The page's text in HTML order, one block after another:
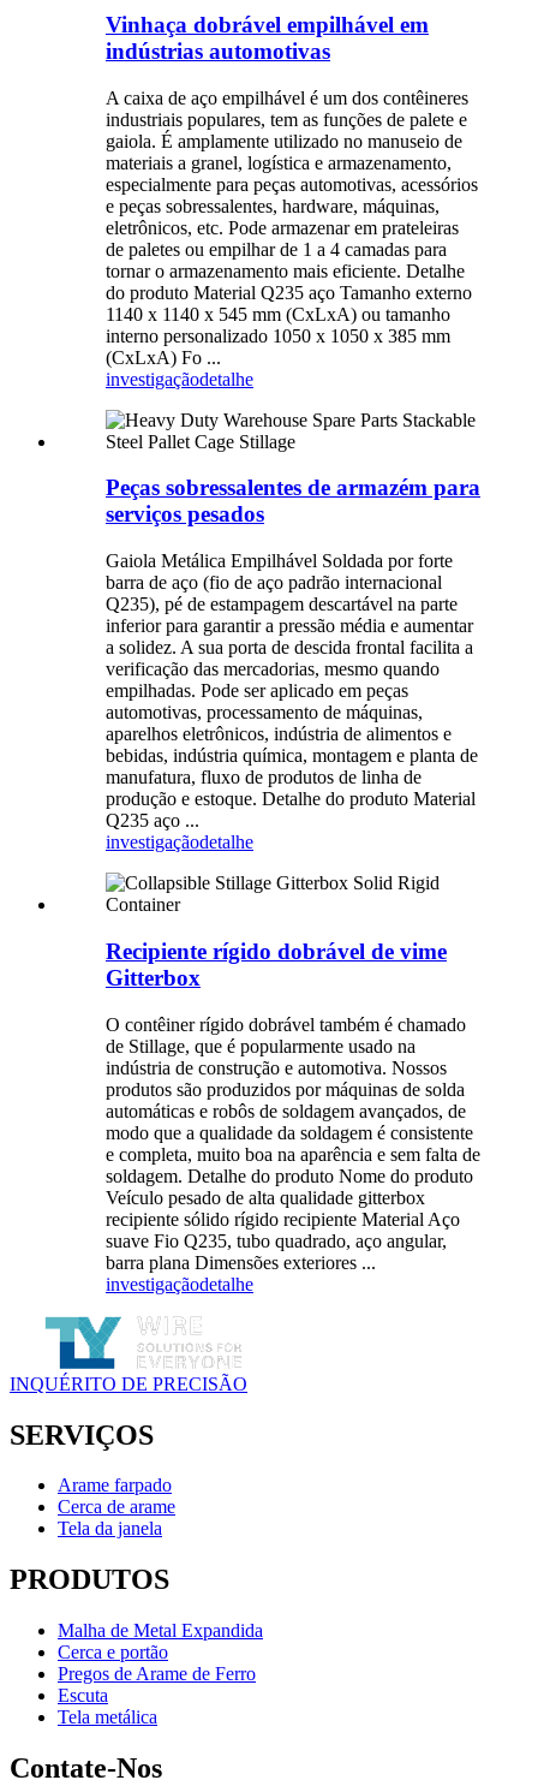
Vinhaça dobrável empilhável em
indústrias automotivas
A caixa de aço empilhável é um dos contêineres
industriais populares, tem as funções de palete e
gaiola. É amplamente utilizado no manuseio de
materiais a granel, logística e armazenamento,
especialmente para peças automotivas, acessórios
e peças sobressalentes, hardware, máquinas,
eletrônicos, etc. Pode armazenar em prateleiras
de paletes ou empilhar de 1 a 4 camadas para
tornar o armazenamento mais eficiente. Detalhe
do produto Material Q235 aço Tamanho externo
1140 x 1140 x 545 mm (CxLxA) ou tamanho
interno personalizado 1050 x 1050 x 385 mm
(CxLxA) Fo ...
investigaçãodetalhe
Peças sobressalentes de armazém para
serviços pesados
Gaiola Metálica Empilhável Soldada por forte
barra de aço (fio de aço padrão internacional
Q235), pé de estampagem descartável na parte
inferior para garantir a pressão média e aumentar
a solidez. A sua porta de descida frontal facilita a
verificação das mercadorias, mesmo quando
empilhadas. Pode ser aplicado em peças
automotivas, processamento de máquinas,
aparelhos eletrônicos, indústria de alimentos e
bebidas, indústria química, montagem e planta de
manufatura, fluxo de produtos de linha de
produção e estoque. Detalhe do produto Material
Q235 aço ...
investigaçãodetalhe
Recipiente rígido dobrável de vime
Gitterbox
O contêiner rígido dobrável também é chamado
de Stillage, que é popularmente usado na
indústria de construção e automotiva. Nossos
produtos são produzidos por máquinas de solda
automáticas e robôs de soldagem avançados, de
modo que a qualidade da soldagem é consistente
e completa, muito boa na aparência e sem falta de
soldagem. Detalhe do produto Nome do produto
Veículo pesado de alta qualidade gitterbox
recipiente sólido rígido recipiente Material Aço
suave Fio Q235, tubo quadrado, aço angular,
barra plana Dimensões exteriores ...
investigaçãodetalhe
INQUÉRITO DE PRECISÃO
SERVIÇOS
Arame farpado
Cerca de arame
Tela da janela
PRODUTOS
Malha de Metal Expandida
Cerca e portão
Pregos de Arame de Ferro
Escuta
Tela metálica
Contate-Nos